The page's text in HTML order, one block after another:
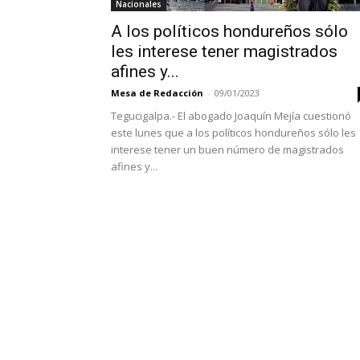
Nacionales
A los políticos hondureños sólo
les interese tener magistrados
afines y...
Mesa de Redacción - 09/01/2023
Tegucigalpa.- El abogado Joaquín Mejía cuestionó
este lunes que a los políticos hondureños sólo les
interese tener un buen número de magistrados
afines y...